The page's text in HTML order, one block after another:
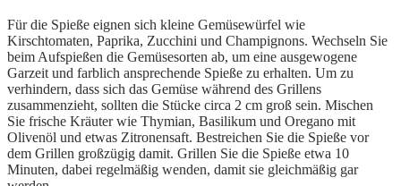
Für die Spieße eignen sich kleine Gemüsewürfel wie
Kirschtomaten, Paprika, Zucchini und Champignons. Wechseln Sie
beim Aufspießen die Gemüsesorten ab, um eine ausgewogene
Garzeit und farblich ansprechende Spieße zu erhalten. Um zu
verhindern, dass sich das Gemüse während des Grillens
zusammenzieht, sollten die Stücke circa 2 cm groß sein. Mischen
Sie frische Kräuter wie Thymian, Basilikum und Oregano mit
Olivenöl und etwas Zitronensaft. Bestreichen Sie die Spieße vor
dem Grillen großzügig damit. Grillen Sie die Spieße etwa 10
Minuten, dabei regelmäßig wenden, damit sie gleichmäßig gar